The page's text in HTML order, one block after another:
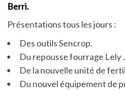
Berri.
Présentations tous les jours :
Des outils Sencrop.
Du repousse fourrage Lely
De la nouvelle unité de
Du nouvel équipement de